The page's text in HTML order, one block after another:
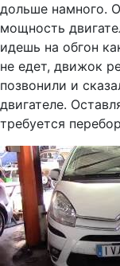
дольше намного.
мощность
идешь на обгон
не едет, движок
позвонили и
двигателе.
требуется